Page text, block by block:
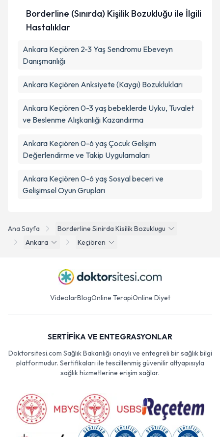
Ana Sayfa
Borderline Sinirda Kisilik Bozuklugu
Ankara
Keçiören
Borderline (Sınırda) Kişilik Bozukluğu ile İlgili
Hastalıklar
Ankara Keçiören 2-3 Yaş Sendromu Ebeveyn
Danışmanlığı
Ankara Keçiören Anksiyete (Kaygı) Bozuklukları
Ankara Keçiören 0-3 yaş bebeklerde Uyku, Tuvalet
ve Beslenme Alışkanlığı Kazandırma
Ankara Keçiören 0-6 yaş Çocuk Gelişim
Değerlendirme ve Takip Uygulamaları
Ankara Keçiören 0-6 yaş Sosyal beceri ve
Gelişimsel Oyun Grupları
VideolarBlogOnline TerapiOnline Diyet
SERTİFİKA VE ENTEGRASYONLAR
Doktorsitesi.com Sağlık Bakanlığı onaylı ve entegreli bir sağlık bilgi
platformudur. Sertifikaları ile tescillenmiş güvenilir altyapısıyla
sağlık hizmetlerine erişim sağlar.